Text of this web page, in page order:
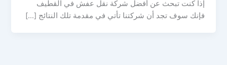
إذا كنت تبحث عن أفضل شركة نقل عفش في القطيف
فإنك سوف تجد أن شركتنا تأتي في مقدمة تلك النتائج […]